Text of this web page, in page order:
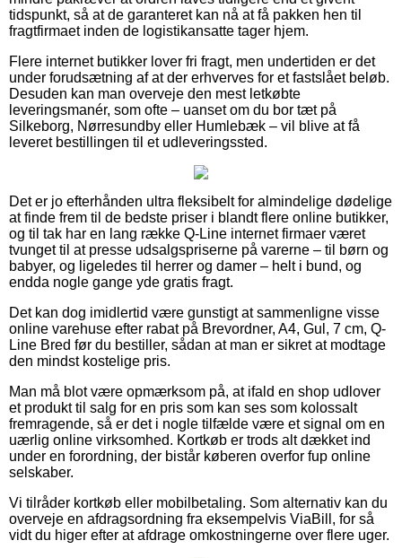
tidspunkt, så at de garanteret kan nå at få pakken hen til
fragtfirmaet inden de logistikansatte tager hjem.
Flere internet butikker lover fri fragt, men undertiden er det
under forudsætning af at der erhverves for et fastslået beløb.
Desuden kan man overveje den mest letkøbte
leveringsmanér, som ofte – uanset om du bor tæt på
Silkeborg, Nørresundby eller Humlebæk – vil blive at få
leveret bestillingen til et udleveringssted.
Det er jo efterhånden ultra fleksibelt for almindelige dødelige
at finde frem til de bedste priser i blandt flere online butikker,
og til tak har en lang række Q-Line internet firmaer været
tvunget til at presse udsalgspriserne på varerne – til børn og
babyer, og ligeledes til herrer og damer – helt i bund, og
endda nogle gange yde gratis fragt.
Det kan dog imidlertid være gunstigt at sammenligne visse
online varehuse efter rabat på Brevordner, A4, Gul, 7 cm, Q-
Line Bred før du bestiller, sådan at man er sikret at modtage
den mindst kostelige pris.
Man må blot være opmærksom på, at ifald en shop udlover
et produkt til salg for en pris som kan ses som kolossalt
fremragende, så er det i nogle tilfælde være et signal om en
uærlig online virksomhed. Kortkøb er trods alt dækket ind
under en forordning, der bistår køberen overfor fup online
selskaber.
Vi tilråder kortkøb eller mobilbetaling. Som alternativ kan du
overveje en afdragsordning fra eksempelvis ViaBill, for så
vidt du higer efter at afdrage omkostningerne over flere uger.